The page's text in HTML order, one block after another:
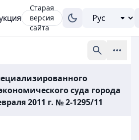
Старая
версия
сайта
суда города
2011 г. № 2-1295/11